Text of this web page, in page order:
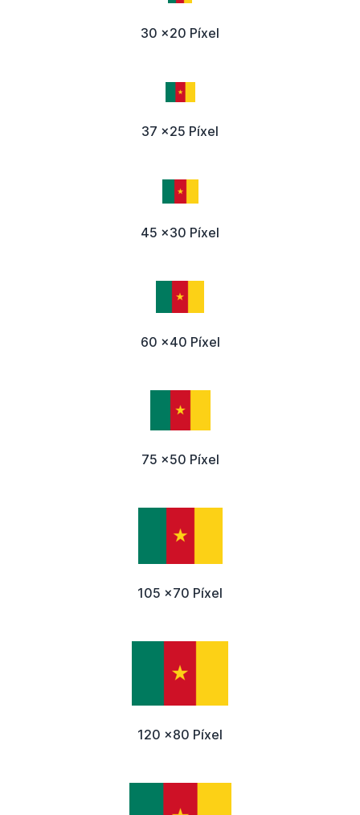
30 x20 Píxel
37 x25 Píxel
45 x30 Píxel
60 x40 Píxel
75 x50 Píxel
105 x70 Píxel
120 x80 Píxel